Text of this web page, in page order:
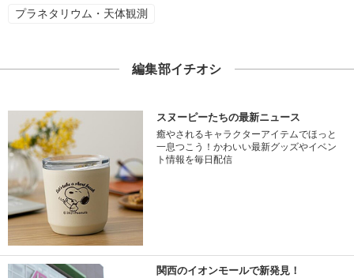
プラネタリウム・天体観測
編集部イチオシ
スヌーピーたちの最新ニュース
癒やされるキャラクターアイテムでほっと
一息つこう！かわいい最新グッズやイベン
ト情報を毎日配信
関西のイオンモールで新発見！